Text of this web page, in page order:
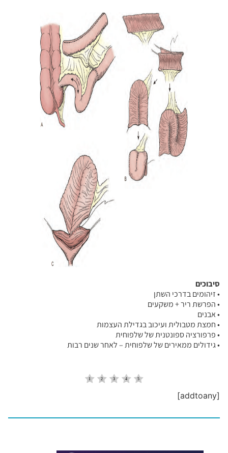
סיבוכים
• זיהומים בדרכי השתן
• הפרשת ריר + משקעים
• אבנים
• חמצת מטבולית ועיכוב בגדילת העצמות
• פרפורציה ספונטנית של שלפוחית
• גידולים ממאירים של שלפוחית – לאחר שנים רבות
[addtoany]